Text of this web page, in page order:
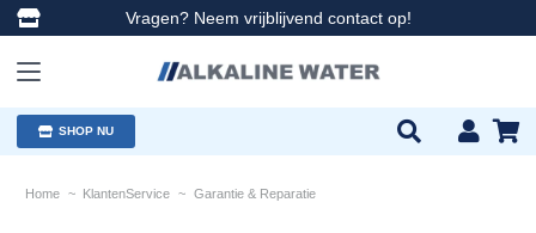
Vragen? Neem vrijblijvend contact op!
SHOP NU
Home ~ KlantenService ~ Garantie & Reparatie